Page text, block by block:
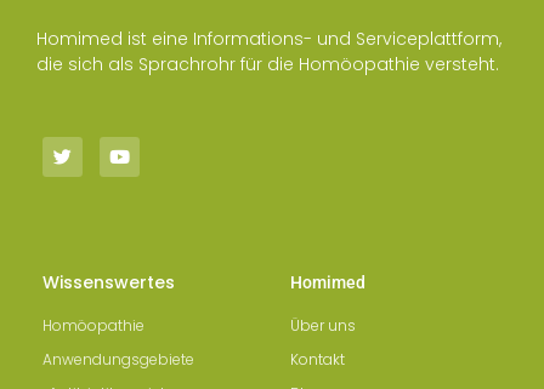
Homimed ist eine Informations- und Serviceplattform,
die sich als Sprachrohr für die Homöopathie versteht.
Wissenswertes
Homöopathie
Anwendungsgebiete
Homimed
Über uns
Kontakt